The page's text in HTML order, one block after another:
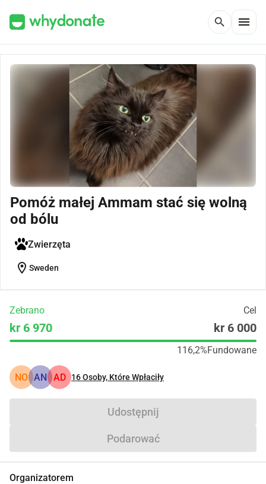
search menu
Pomóż małej Ammam stać się wolną
od bólu
Zwierzęta
location_on Sweden
Zebrano Cel
kr 6 970 kr 6 000
116,2%Fundowane
NO AN AD 16Osoby, Które Wpłaciły
Udostępnij
Podarować
Organizatorem